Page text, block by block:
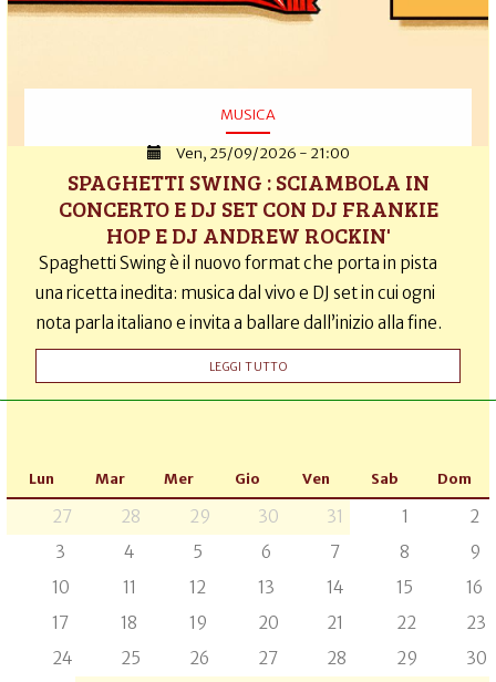
MUSICA
Ven, 25/09/2026 - 21:00
SPAGHETTI SWING : SCIAMBOLA IN
CONCERTO E DJ SET CON DJ FRANKIE
HOP E DJ ANDREW ROCKIN'
Spaghetti Swing è il nuovo format che porta in pista
una ricetta inedita: musica dal vivo e DJ set in cui ogni
nota parla italiano e invita a ballare dall’inizio alla fine.
LEGGI TUTTO
Lun Mar Mer Gio Ven Sab Dom
27 28 29 30 31 1
2
3
4 5 6 7 8
9
10
11 12 13 14 15
16
17
18 19 20 21 22
23
24
25 26 27 28 29
30